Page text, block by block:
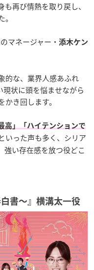
再び情熱を取り戻し、
マネージャー・ 添木ケン
的な、業界人感あふれ
現状に頭を悩ませながら
き回します。
高」「ハイテンションで
いった声も多く、シリア
強い存在感を放つ役どこ
書〜』横溝太一役